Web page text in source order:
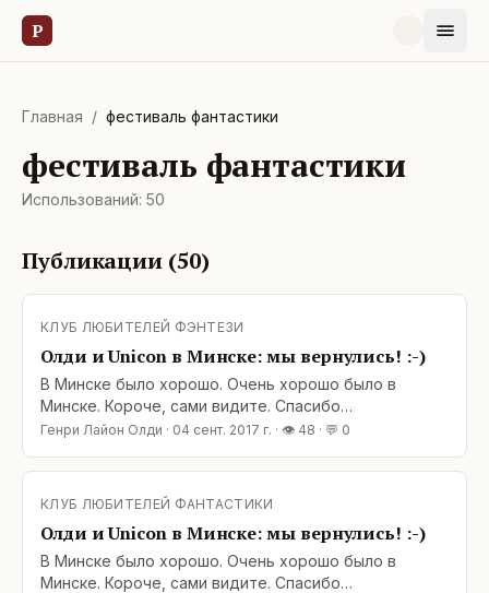
Р
Главная / фестиваль фантастики
фестиваль фантастики
Использований: 50
Публикации (50)
КЛУБ ЛЮБИТЕЛЕЙ ФЭНТЕЗИ
Олди и Unicon в Минске: мы вернулись! :-)
В Минске было хорошо. Очень хорошо было в
Минске. Короче, сами видите. Спасибо
организаторам фестиваля, спасибо Гене с Наташей,
было хорошо!
Генри Лайон Олди · 04 сент. 2017 г. · 👁 48 · 💬 0
КЛУБ ЛЮБИТЕЛЕЙ ФАНТАСТИКИ
Олди и Unicon в Минске: мы вернулись! :-)
В Минске было хорошо. Очень хорошо было в
Минске. Короче, сами видите. Спасибо